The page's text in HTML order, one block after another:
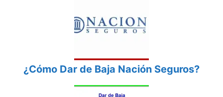
¿Cómo Dar de Baja Nación Seguros?